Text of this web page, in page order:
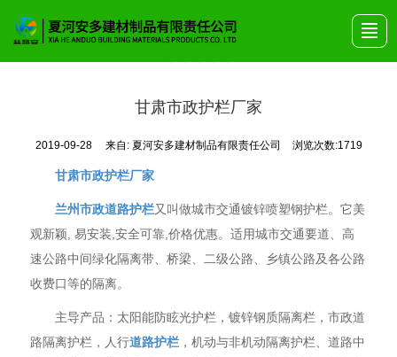
甘肃市政护栏厂家
2019-09-28 来自: 夏河安多建材制品有限责任公司 浏览次数:1719
甘肃市政护栏厂家
兰州市政道路护栏又叫做城市交通镀锌喷塑钢护栏。它美
观新颖, 易安装,安全可靠,价格优惠。适用城市交通要道、高
速公路中间绿化隔离带、桥梁、二级公路、乡镇公路及各公路
收费口等的隔离。
主导产品：太阳能防眩光护栏，镀锌钢质隔离栏，市政道
路隔离护栏，人行道路护栏 ，机动与非机动隔离护栏、道路中